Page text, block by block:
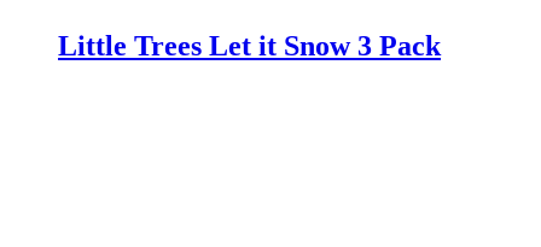
Little Trees Let it Snow 3 Pack